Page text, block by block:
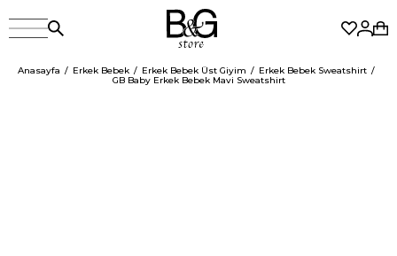
Anasayfa Erkek Bebek Erkek Bebek Üst Giyim
Erkek Bebek Sweatshirt
GB Baby Erkek Bebek Mavi Sweatshirt